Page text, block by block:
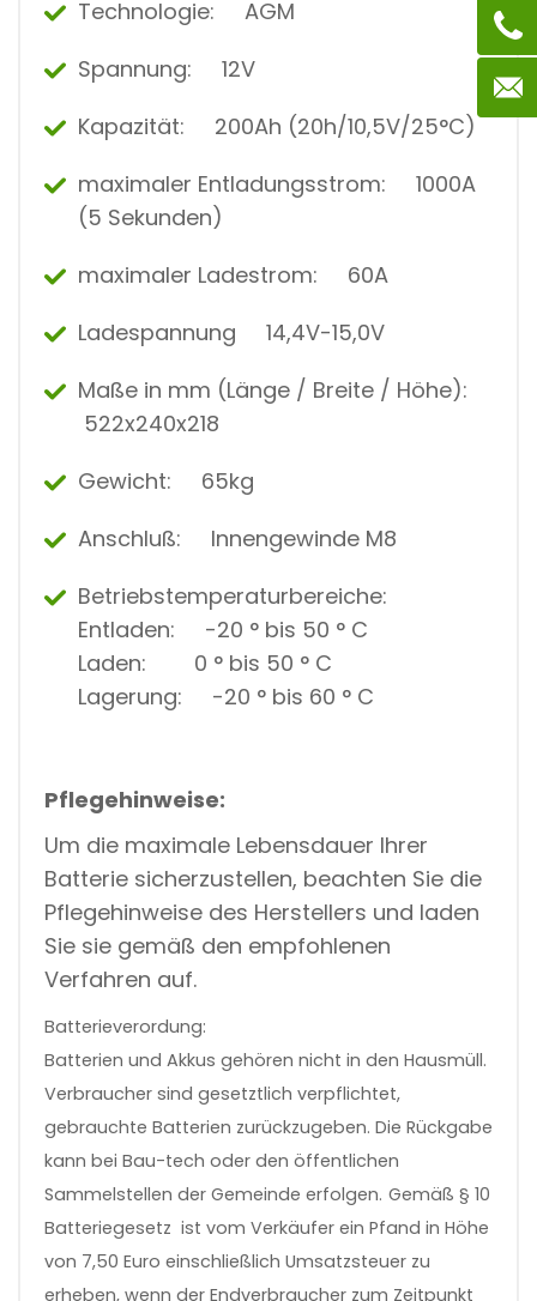
Technologie: AGM
Spannung: 12V
Kapazität: 200Ah (20h/10,5V/25°C)
maximaler Entladungsstrom: 1000A
(5 Sekunden)
maximaler Ladestrom: 60A
Ladespannung 14,4V-15,0V
Maße in mm (Länge / Breite / Höhe):
522x240x218
Gewicht: 65kg
Anschluß: Innengewinde M8
Betriebstemperaturbereiche:
Entladen: -20 ° bis 50 ° C
Laden: 0 ° bis 50 ° C
Lagerung: -20 ° bis 60 ° C
Pflegehinweise:
Um die maximale Lebensdauer Ihrer
Batterie sicherzustellen, beachten Sie die
Pflegehinweise des Herstellers und laden
Sie sie gemäß den empfohlenen
Verfahren auf.
Batterieverordung:
Batterien und Akkus gehören nicht in den Hausmüll.
Verbraucher sind gesetztlich verpflichtet,
gebrauchte Batterien zurückzugeben. Die Rückgabe
kann bei Bau-tech oder den öffentlichen
Sammelstellen der Gemeinde erfolgen. Gemäß § 10
Batteriegesetz ist vom Verkäufer ein Pfand in Höhe
von 7,50 Euro einschließlich Umsatzsteuer zu
erheben, wenn der Endverbraucher zum Zeitpunkt